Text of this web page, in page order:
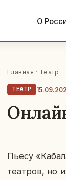
О
Главная · Театр
ТЕАТР
Пьесу
те­ат­ров, но